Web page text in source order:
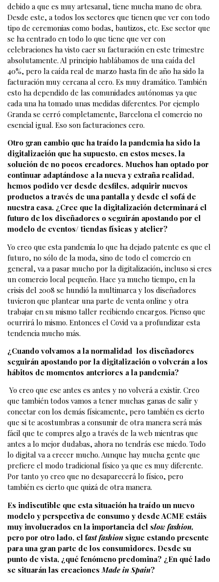
debido a que es muy artesanal, tiene mucha mano de obra.
Desde este, a todos los sectores que tienen que ver con todo
tipo de ceremonias como bodas, bautizos, etc. Ese sector que
se ha centrado en todo lo que tiene que ver con
celebraciones ha visto caer su facturación en este trimestre
absolutamente. Al principio hablábamos de una caída del
40%, pero la caída real de marzo hasta fin de año ha sido la
facturación muy cercana al cero. Es muy dramático. También
esto ha dependido de las comunidades autónomas ya que
cada una ha tomado unas medidas diferentes. Por ejemplo
Granda se cerró completamente, Barcelona el comercio no
esencial igual. Eso son facturaciones cero.
Otro gran cambio que ha traído la pandemia ha sido la
digitalización que ha supuesto, en estos meses, la
solución de no pocos creadores. Muchos han optado por
continuar adaptándose a la nueva y extraña realidad,
hemos podido ver desde desfiles, adquirir nuevos
productos a través de una pantalla y desde el sofá de
nuestra casa. ¿Cree que la digitalización determinará el
futuro de los diseñadores o seguirán apostando por el
modelo de eventos/ tiendas físicas y atelier?
Yo creo que esta pandemia lo que ha dejado patente es que el
futuro, no sólo de la moda, sino de todo el comercio en
general, va a pasar mucho por la digitalización, incluso si eres
un comercio local pequeño. Hace ya mucho tiempo, en la
crisis del 2008 se hundió la multimarca y los diseñadores
tuvieron que plantear una parte de venta online y otra
trabajar en su mismo taller recibiendo encargos. Pienso que
ocurrirá lo mismo. Entonces el Covid va a profundizar esta
tendencia mucho más.
¿Cuando volvamos a la normalidad los diseñadores
seguirán apostando por la digitalización o volverán a los
hábitos de momentos anteriores a la pandemia?
Yo creo que ese antes es antes y no volverá a existir. Creo
que también todos vamos a tener muchas ganas de salir y
conectar con los demás físicamente, pero también es cierto
que si te acostumbras a consumir de otra manera será más
fácil que te compres algo a través de la web mientras que
antes a lo mejor dudabas, ahora no tendrás ese miedo. Todo
lo digital va a crecer mucho. Aunque hay mucha gente que
prefiere el modo tradicional físico ya que es muy diferente.
Por tanto yo creo que no desaparecerá lo físico, pero
también es cierto que quizá de otra manera.
Es indiscutible que esta situación ha traído un nuevo
modelo y perspectiva de consumo y desde ACME estáis
muy involucrados en la importancia del slow fashion,
pero por otro lado, el fast fashion sigue estando presente
para una gran parte de los consumidores. Desde su
punto de vista, ¿qué fenómeno predomina? ¿En qué lado
se situarán las creaciones Made in Spain?